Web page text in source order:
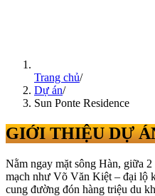
Trang chủ/
Dự án/
Sun Ponte Residence
GIỚI THIỆU DỰ
Nằm ngay mặt sông Hàn, giữa
mạch như Võ Văn Kiệt – đại lộ
cung đường đón hàng triệu du